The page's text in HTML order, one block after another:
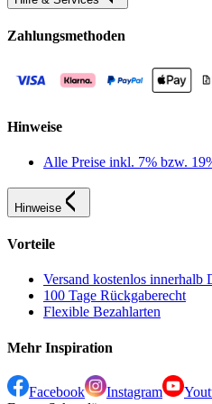
Zahlungsmethoden
Hinweise
Alle Preise inkl. 7% bzw.
Hinweise
Vorteile
Versand kostenlos innerhalb
100 Tage Rückgaberecht
Flexible Bezahlarten
Mehr Inspiration
Facebook Instagram